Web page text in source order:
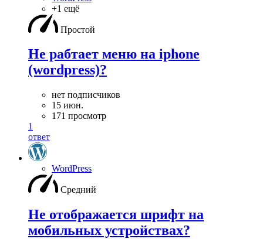
+1 ещё
Простой
Не рабтает меню на iphone
(wordpress)?
нет подписчиков
15 июн.
171 просмотр
1
ответ
WordPress
Средний
Не отображается шрифт на
мобильных устройствах?